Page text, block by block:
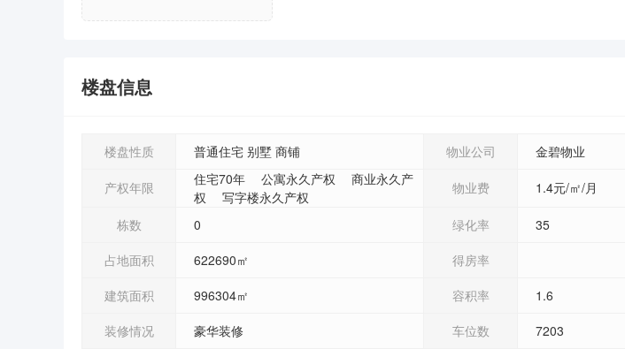
楼盘信息
楼盘性质 普通住宅 别墅 商铺 物业公司 金碧物业
产权年限 住宅70年 公寓永久产权 商业永久产
权
写字楼永久产权
物业费 1.4元/㎡/月
栋数 0 绿化率 35
占地面积
622690㎡ 得房率
建筑面积
996304㎡ 容积率 1.6
装修情况
豪华装修 车位数 7203